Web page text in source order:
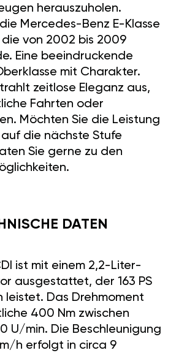
herauszuholen.
Mercedes-Benz E-Klasse
die von 2002 bis 2009
Eine beeindruckende
mit Charakter.
zeitlose Eleganz aus,
Fahrten oder
Möchten Sie die Leistung
die nächste Stufe
Sie gerne zu den
DATEN
ist mit einem 2,2-Liter-
ausgestattet, der 163 PS
leistet. Das Drehmoment
400 Nm zwischen
U/min. Die Beschleunigung
h erfolgt in circa 9